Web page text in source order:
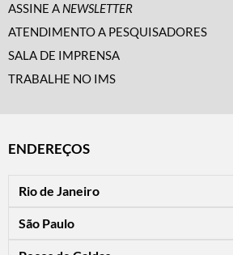
ASSINE A NEWSLETTER
ATENDIMENTO A PESQUISADORES
SALA DE IMPRENSA
TRABALHE NO IMS
ENDEREÇOS
Rio de Janeiro
Horário de visitação: a programação do IMS
apresentada em instituições culturais
São Paulo